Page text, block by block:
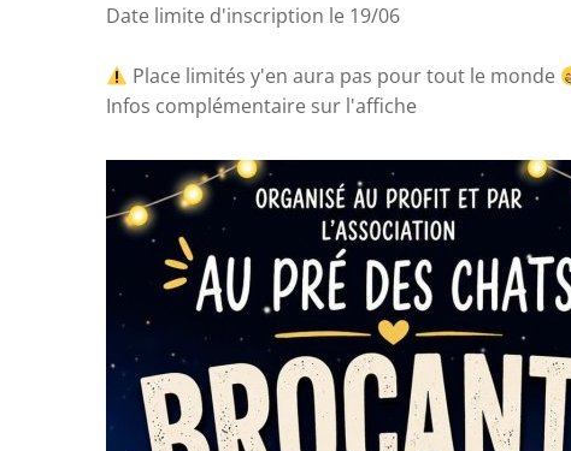
Date limite d'inscription le 19/06
Place limités y'en aura pas pour tout le monde
Infos complémentaire sur l'affiche